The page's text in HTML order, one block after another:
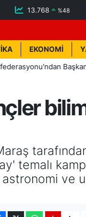
13.768 %48
EKONOMİ
Başkan
tarafından
temalı
ve